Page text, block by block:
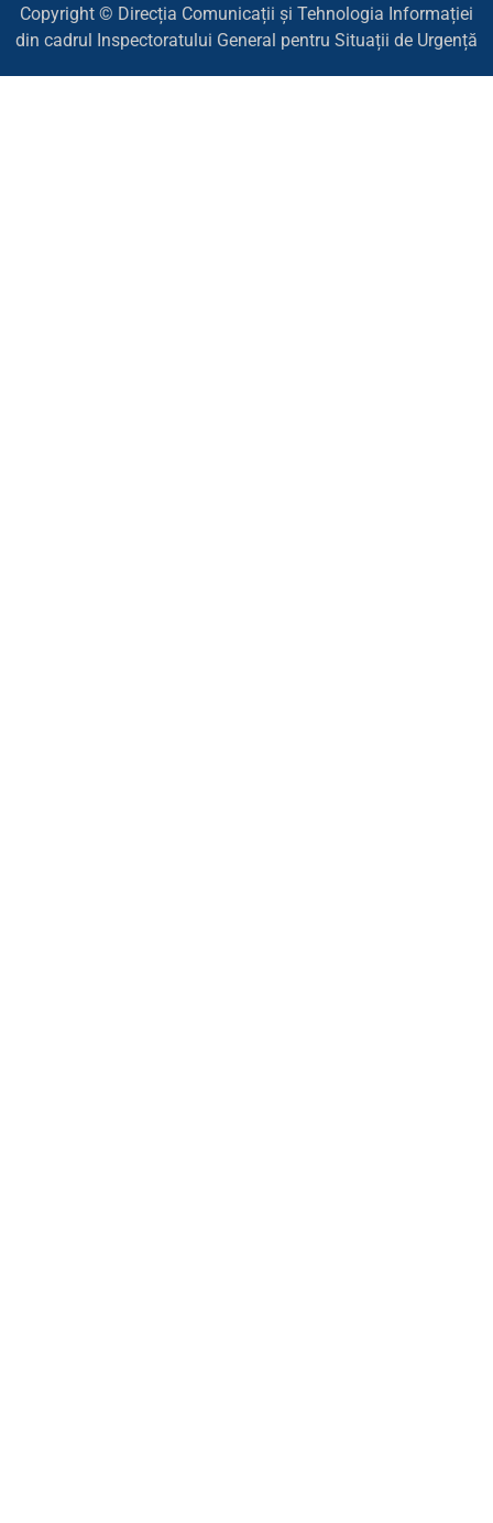
Copyright © Direcția Comunicații și Tehnologia Informației
din cadrul Inspectoratului General pentru Situații de Urgență